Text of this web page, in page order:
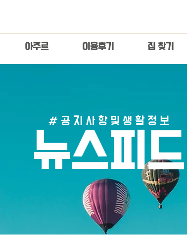
아주르 이용후기 집 찾기
# 공 지 사 항 및 생 활 정 보
​뉴스피드